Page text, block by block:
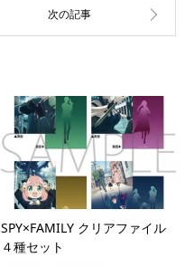
SPY×FAMILY クリアファイル
４種セット